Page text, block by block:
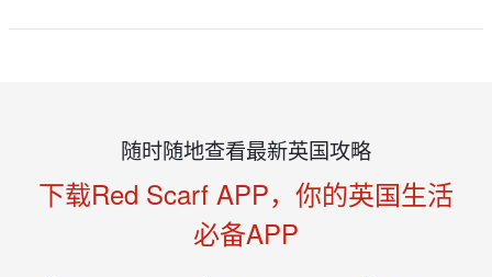
随时随地查看最新英国攻略
下载Red Scarf APP，你的英国生活
必备APP